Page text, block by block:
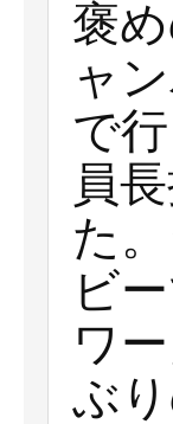
褒
ャ
で
員
た
ビ
ワ
ぶ